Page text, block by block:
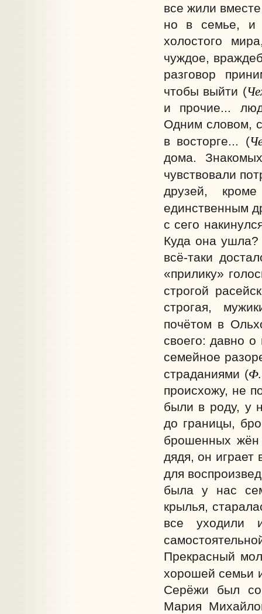
все жили
но в семье, и
холостого
чуждое,
разговор
чтобы выйти (
и прочие...
Одним словом,
в восторге... (
дома.
чувствовали
друзей,
единственным
с сего
Куда она
всё-таки
«прилику»
строгой
строгая,
почётом в
своего: давно
семейное
страданиями (
происхожу, не
были в роду, у
до границы,
брошенных
дядя, он играет
для
была у нас
крылья,
все уходили
Прекрасный
хорошей семьи
Серёжи был
Мария